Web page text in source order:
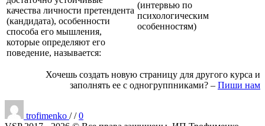
качества личности претендента
(кандидата), особенности
способа его мышления,
которые определяют его
поведение, называется:
(интервью по
психологическим
особенностям)
Хочешь создать новую страницу для другого курса и
заполнять ее с одногруппниками? – Пиши нам
trofimenko / / 0